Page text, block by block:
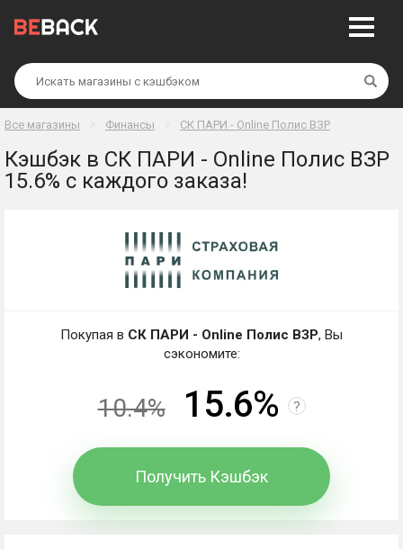
Все магазины Финансы СК ПАРИ - Online Полис ВЗР
Кэшбэк в СК ПАРИ - Online Полис ВЗР
15.6% с каждого заказа!
Покупая в СК ПАРИ - Online Полис ВЗР, Вы
сэкономите:
10.4% 15.6% ?
Получить Кэшбэк